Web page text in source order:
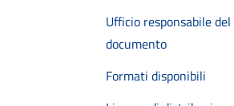
Ufficio responsabile del
documento
Formati disponibili